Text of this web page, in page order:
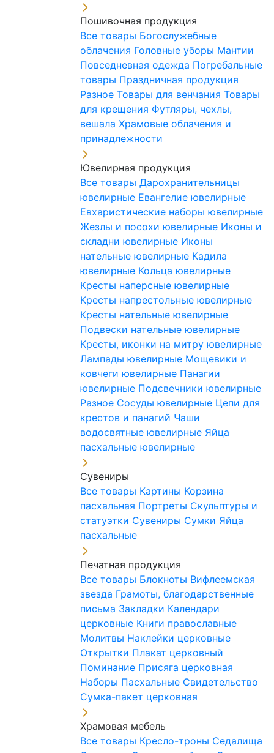
Пошивочная продукция
Все товары Богослужебные
облачения Головные уборы Мантии
Повседневная одежда Погребальные
товары Праздничная продукция
Разное Товары для венчания Товары
для крещения Футляры, чехлы,
вешала Храмовые облачения и
принадлежности
Ювелирная продукция
Все товары Дарохранительницы
ювелирные Евангелие ювелирные
Евхаристические наборы ювелирные
Жезлы и посохи ювелирные Иконы и
складни ювелирные Иконы
нательные ювелирные Кадила
ювелирные Кольца ювелирные
Кресты наперсные ювелирные
Кресты напрестольные ювелирные
Кресты нательные ювелирные
Подвески нательные ювелирные
Кресты, иконки на митру ювелирные
Лампады ювелирные Мощевики и
ковчеги ювелирные Панагии
ювелирные Подсвечники ювелирные
Разное Сосуды ювелирные Цепи для
крестов и панагий Чаши
водосвятные ювелирные Яйца
пасхальные ювелирные
Сувениры
Все товары Картины Корзина
пасхальная Портреты Скульптуры и
статуэтки Сувениры Сумки Яйца
пасхальные
Печатная продукция
Все товары Блокноты Вифлеемская
звезда Грамоты, благодарственные
письма Закладки Календари
церковные Книги православные
Молитвы Наклейки церковные
Открытки Плакат церковный
Поминание Присяга церковная
Наборы Пасхальные Свидетельство
Сумка-пакет церковная
Храмовая мебель
Все товары Кресло-троны Седалища